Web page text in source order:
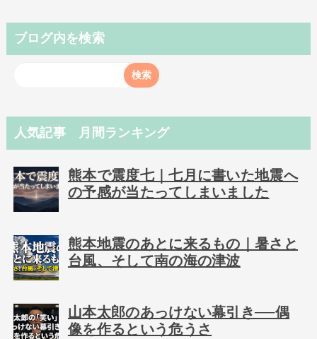
ブログ内を検索
人気記事 月間ランキング
熊本で震度七｜七月に書いた地震へ
の予感が当たってしまいました
熊本地震のあとに来るもの｜暑さと
台風、そして南の海の津波
山本太郎のあっけない幕引き──偶
像を作るという危うさ